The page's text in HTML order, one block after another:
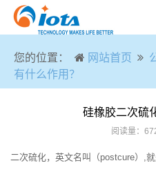
您的位置： 网站首页
有什么作用？
硅橡胶二次硫
阅读量：
二次硫化，英文名叫（postcure）,